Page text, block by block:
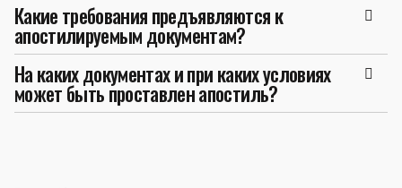
Какие требования предъявляются к
апостилируемым документам?
На каких документах и при каких условиях
может быть проставлен апостиль?